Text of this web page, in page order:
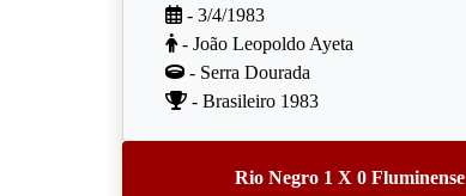
- 3/4/1983
- João Leopoldo Ayeta
- Serra Dourada
- Brasileiro 1983
Rio Negro 1 X 0 Fluminense